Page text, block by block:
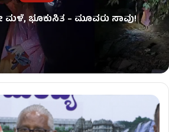
ಮಳೆ, ಭೂಕುಸಿತ – ಮೂವರು ಸಾವು!